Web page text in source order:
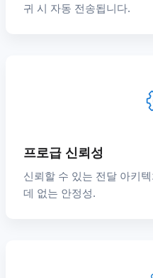
귀 시 자동 전송됩니다.
프로급 신뢰성
신뢰할 수 있는 전달 아키
데 없는 안정성.